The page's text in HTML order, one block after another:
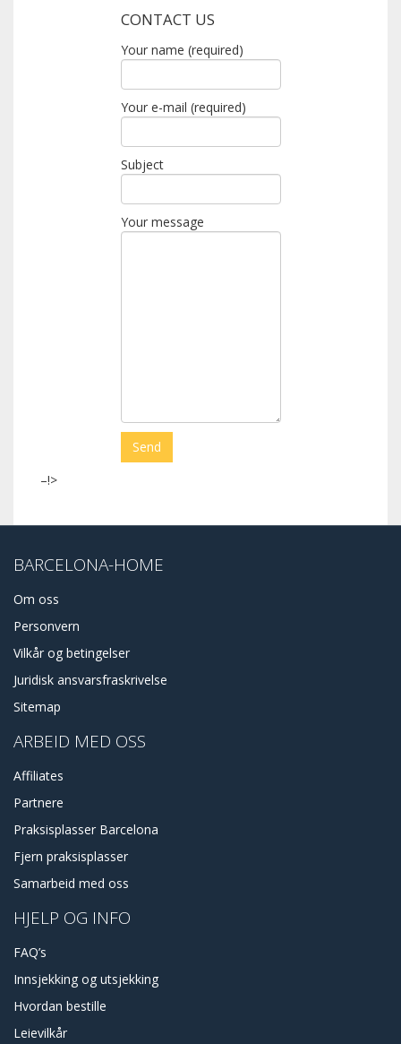
CONTACT US
Your name (required)
Your e-mail (required)
Subject
Your message
–!>
BARCELONA-HOME
Om oss
Personvern
Vilkår og betingelser
Juridisk ansvarsfraskrivelse
Sitemap
ARBEID MED OSS
Affiliates
Partnere
Praksisplasser Barcelona
Fjern praksisplasser
Samarbeid med oss
HJELP OG INFO
FAQ’s
Innsjekking og utsjekking
Hvordan bestille
Leievilkår